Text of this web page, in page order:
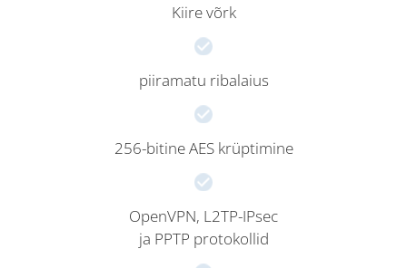
Kiire võrk
piiramatu ribalaius
256-bitine AES krüptimine
OpenVPN, L2TP-IPsec
ja PPTP protokollid